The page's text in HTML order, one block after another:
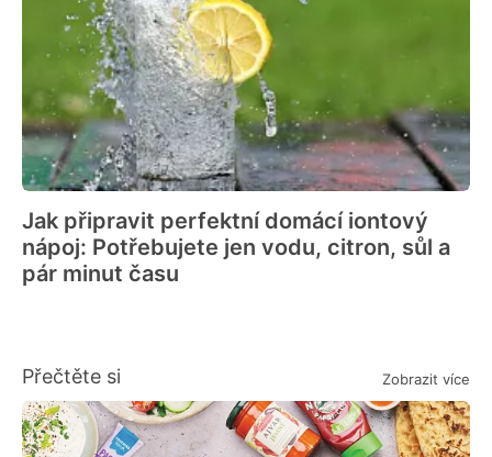
Jak připravit perfektní domácí iontový
nápoj: Potřebujete jen vodu, citron, sůl a
pár minut času
Přečtěte si Zobrazit více